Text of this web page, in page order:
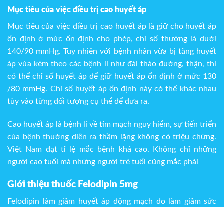
Mục tiêu của việc điều trị cao huyết áp
Mục tiêu của việc điều trị cao huyết áp là giữ cho huyết áp
ổn định ở mức ổn định cho phép, chỉ số thường là dưới
140/90 mmHg. Tuy nhiên với bệnh nhân vừa bị tăng huyết
áp vừa kèm theo các bệnh lí như đái tháo đường, thận, thì
có thể chỉ số huyết áp để giữ huyết áp ổn định ở mức 130
/80 mmHg. Chỉ số huyết áp ổn định này có thể khác nhau
tùy vào từng đối tượng cụ thể để đưa ra.
Cao huyết áp là bệnh lí về tim mạch nguy hiểm, sự tiến triển
của bệnh thường diễn ra thầm lặng không có triệu chứng.
Việt Nam đạt tỉ lệ mắc bệnh khá cao. Không chỉ những
người cao tuổi mà những người trẻ tuổi cũng mắc phải
Giới thiệu thuốc Felodipin 5mg
Felodipin làm giảm huyết áp động mạch do làm giảm sức